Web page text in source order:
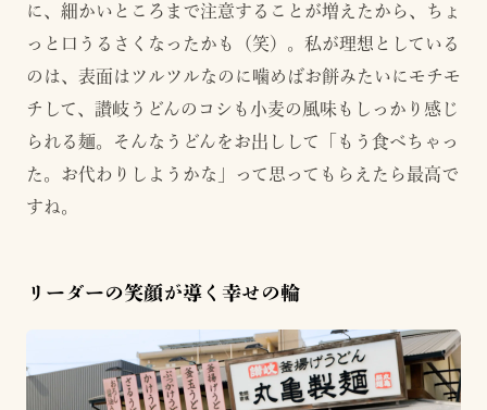
に、細かいところまで注意することが増えたから、ちょ
っと口うるさくなったかも（笑）。私が理想としている
のは、表面はツルツルなのに噛めばお餅みたいにモチモ
チして、讃岐うどんのコシも小麦の風味もしっかり感じ
られる麺。そんなうどんをお出しして「もう食べちゃっ
た。お代わりしようかな」って思ってもらえたら最高で
すね。
リーダーの笑顔が導く幸せの輪